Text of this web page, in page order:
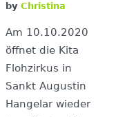
byChristina
Am 10.10.2020
öffnet die Kita
Flohzirkus in
Sankt Augustin
Hangelar wieder